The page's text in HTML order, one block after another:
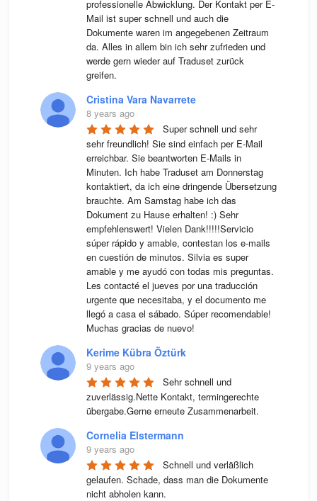
professionelle Abwicklung. Der Kontakt per E-
Mail ist super schnell und auch die
Dokumente waren im angegebenen Zeitraum
da. Alles in allem bin ich sehr zufrieden und
werde gern wieder auf Traduset zurück
greifen.
Cristina Vara Navarrete
8 years ago
Super schnell und sehr
sehr freundlich! Sie sind einfach per E-Mail
erreichbar. Sie beantworten E-Mails in
Minuten. Ich habe Traduset am Donnerstag
kontaktiert, da ich eine dringende Übersetzung
brauchte. Am Samstag habe ich das
Dokument zu Hause erhalten! :) Sehr
empfehlenswert! Vielen Dank!!!!!Servicio
súper rápido y amable, contestan los e-mails
en cuestión de minutos. Silvia es super
amable y me ayudó con todas mis preguntas.
Les contacté el jueves por una traducción
urgente que necesitaba, y el documento me
llegó a casa el sábado. Súper recomendable!
Muchas gracias de nuevo!
Kerime Kübra Öztürk
9 years ago
Sehr schnell und
zuverlässig.Nette Kontakt, termingerechte
übergabe.Gerne erneute Zusammenarbeit.
Cornelia Elstermann
9 years ago
Schnell und verläßlich
gelaufen. Schade, dass man die Dokumente
nicht abholen kann.